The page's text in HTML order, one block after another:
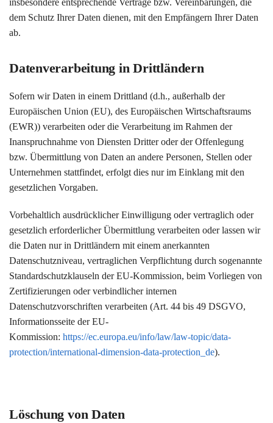
dem Schutz Ihrer Daten dienen, mit den Empfängern Ihrer Daten
ab.
Datenverarbeitung in Drittländern
Sofern wir Daten in einem Drittland (d.h., außerhalb der
Europäischen Union (EU), des Europäischen Wirtschaftsraums
(EWR)) verarbeiten oder die Verarbeitung im Rahmen der
Inanspruchnahme von Diensten Dritter oder der Offenlegung
bzw. Übermittlung von Daten an andere Personen, Stellen oder
Unternehmen stattfindet, erfolgt dies nur im Einklang mit den
gesetzlichen Vorgaben.
Vorbehaltlich ausdrücklicher Einwilligung oder vertraglich oder
gesetzlich erforderlicher Übermittlung verarbeiten oder lassen wir
die Daten nur in Drittländern mit einem anerkannten
Datenschutzniveau, vertraglichen Verpflichtung durch sogenannte
Standardschutzklauseln der EU-Kommission, beim Vorliegen von
Zertifizierungen oder verbindlicher internen
Datenschutzvorschriften verarbeiten (Art. 44 bis 49 DSGVO,
Informationsseite der EU-
Kommission: https://ec.europa.eu/info/law/law-topic/data-
protection/international-dimension-data-protection_de).
Löschung von Daten